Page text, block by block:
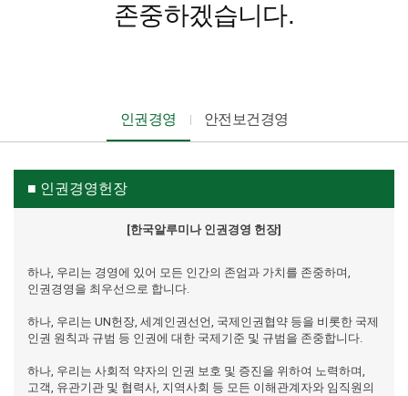
존중하겠습니다.
인권경영 안전보건경영
■ 인권경영헌장
[한국알루미나 인권경영 헌장]
하나, 우리는 경영에 있어 모든 인간의 존엄과 가치를 존중하며,
인권경영을 최우선으로 합니다.
하나, 우리는 UN헌장, 세계인권선언, 국제인권협약 등을 비롯한 국제
인권 원칙과 규범 등 인권에 대한 국제기준 및 규범을 존중합니다.
하나, 우리는 사회적 약자의 인권 보호 및 증진을 위하여 노력하며,
고객, 유관기관 및 협력사, 지역사회 등 모든 이해관계자와 임직원의